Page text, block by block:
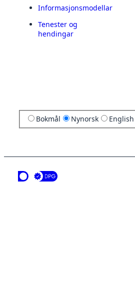
Informasjonsmodellar
Tenester og
hendingar
Bokmål Nynorsk English